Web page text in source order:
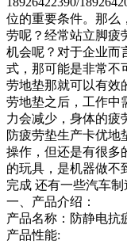
位的重要条件。那么
劳呢？经常站立脚疲
机会呢？对于企业而
式，那可能是非常不
劳地垫那就可以有效
劳地垫之后，工作中
力会减少，身体的疲
防疲劳垫生产卡优地
操作，但还是有很多
的玩具，是机器做不
完成 还有一些汽车制
一、产品介绍：
产品名称：防静电抗
产品性能: